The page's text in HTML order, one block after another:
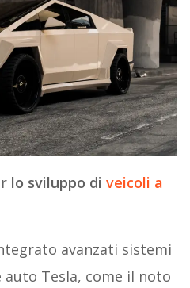
lo sviluppo diveicoli a
avanzati sistemi
Tesla, come il noto